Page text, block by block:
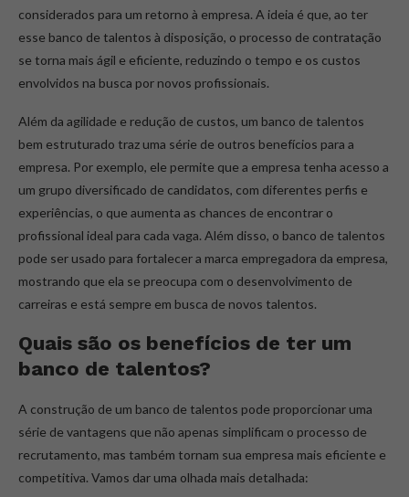
considerados para um retorno à empresa. A ideia é que, ao ter
esse banco de talentos à disposição, o processo de contratação
se torna mais ágil e eficiente, reduzindo o tempo e os custos
envolvidos na busca por novos profissionais.
Além da agilidade e redução de custos, um banco de talentos
bem estruturado traz uma série de outros benefícios para a
empresa. Por exemplo, ele permite que a empresa tenha acesso a
um grupo diversificado de candidatos, com diferentes perfis e
experiências, o que aumenta as chances de encontrar o
profissional ideal para cada vaga. Além disso, o banco de talentos
pode ser usado para fortalecer a marca empregadora da empresa,
mostrando que ela se preocupa com o desenvolvimento de
carreiras e está sempre em busca de novos talentos.
Quais são os benefícios de ter um
banco de talentos?
A construção de um banco de talentos pode proporcionar uma
série de vantagens que não apenas simplificam o processo de
recrutamento, mas também tornam sua empresa mais eficiente e
competitiva. Vamos dar uma olhada mais detalhada: